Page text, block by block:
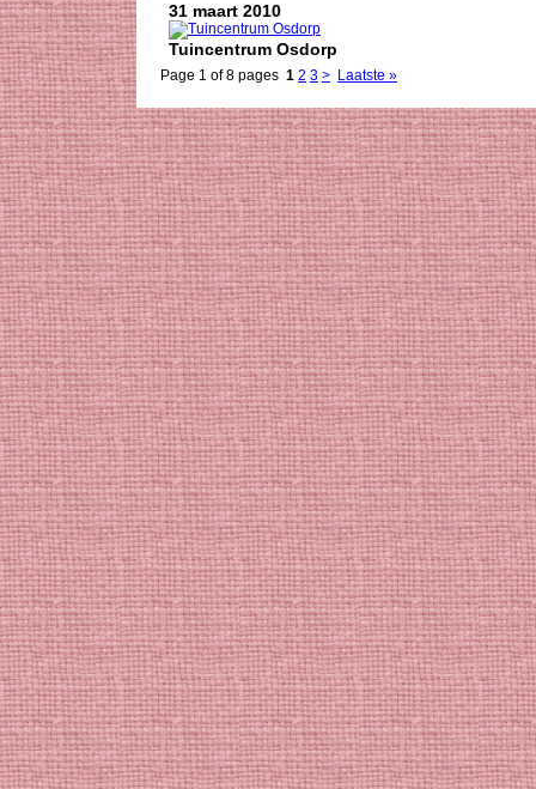
31 maart 2010
Tuincentrum Osdorp
Page 1 of 8 pages 1 2 3 > Laatste »